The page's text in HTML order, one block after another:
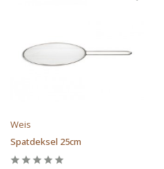
Weis
Spatdeksel 25cm